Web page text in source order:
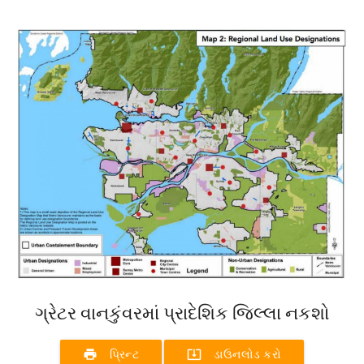
ગ્રેટર વાનકુંવરમાં પ્રાદેશિક જિલ્લા નકશો
print પ્રિન્ટ system_update_alt ડાઉનલોડ કરો